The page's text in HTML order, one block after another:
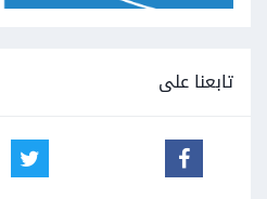
تابعنا على